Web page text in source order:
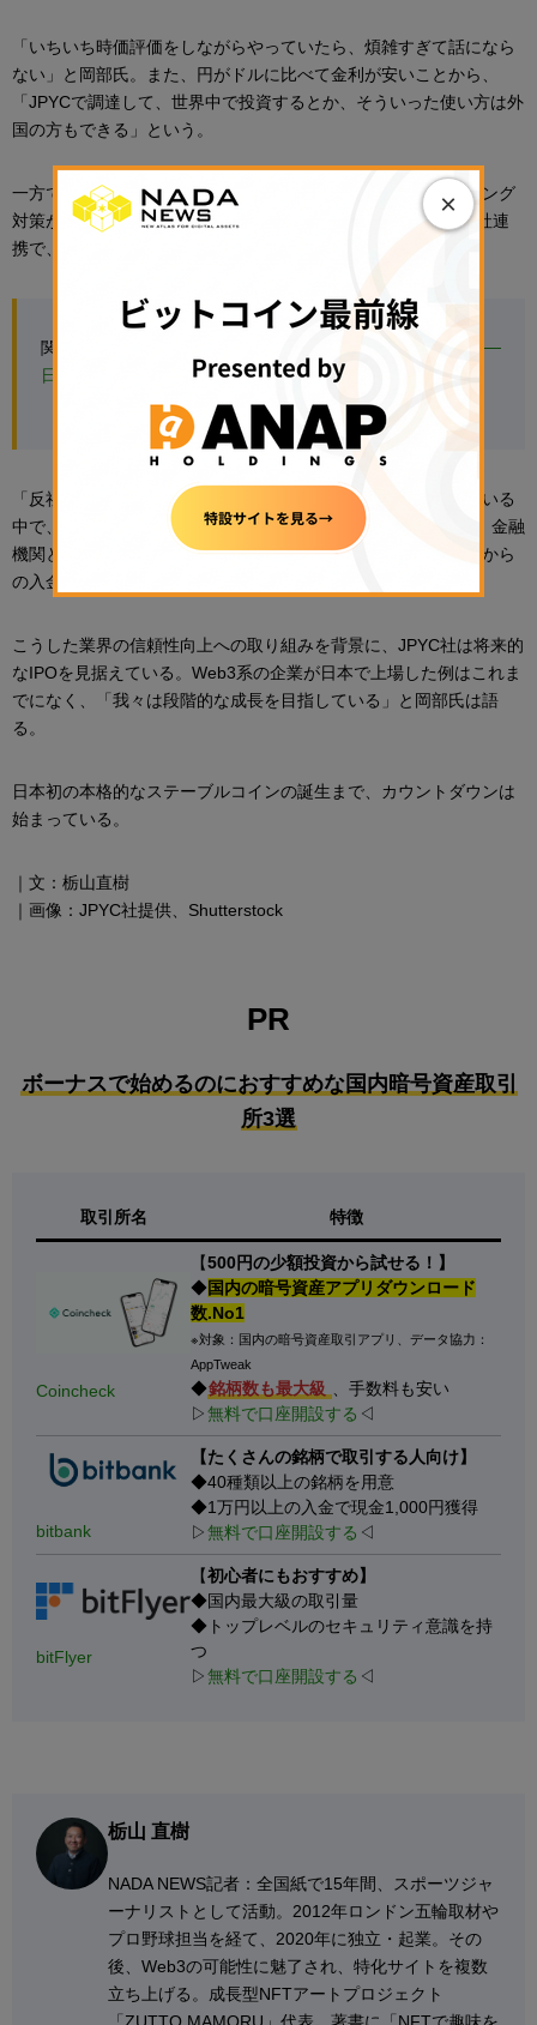
「いちいち時価評価をしながらやっていたら、煩雑すぎて話になら
ない」と岡部氏。また、円がドルに比べて金利が安いことから、
「JPYCで調達して、世界中で投資するとか、そういった使い方は外
国の方もできる」という。
一方で、ステーブルコインの普及に向けては、マネーロンダリング
対策が重要な課題となっている。JPYC社は日立製作所など13社連
携で、不正送金の検知や取引停止に向けた実証実験を開始。
関連記事：
暗号資産のマネロン対策、業界共同で実証実験──
日立など13社が連携
「反社の攻撃も巧妙化していて、マネロンが相当巧妙になっている
中で、1社で立ち向かうには限界がある」と岡部氏は指摘する。金融
機関との情報共有も視野に入れており、銀行が警戒する送金者から
の入金を止めるなど、業界横断的な対策を進めている。
こうした業界の信頼性向上への取り組みを背景に、JPYC社は将来的
なIPOを見据えている。Web3系の企業が日本で上場した例はこれま
でになく、「我々は段階的な成長を目指している」と岡部氏は語
る。
日本初の本格的なステーブルコインの誕生まで、カウントダウンは
始まっている。
｜文：栃山直樹
｜画像：JPYC社提供、Shutterstock
PR
ボーナスで始めるのにおすすめな国内暗号資産取引
所3選
取引所名 特徴
Coincheck
【500円の少額投資から試せる！】
◆国内の暗号資産アプリダウンロード
数.No1
※対象：国内の暗号資産取引アプリ、データ協力：
AppTweak
◆銘柄数も最大級 、手数料も安い
▷無料で口座開設する ◁
bitbank
【たくさんの銘柄で取引する人向け】
◆40種類以上の銘柄を用意
◆1万円以上の入金で現金1,000円獲得
▷無料で口座開設する ◁
bitFlyer
【初心者にもおすすめ】
◆国内最大級の取引量
◆トップレベルのセキュリティ意識を持
つ
▷無料で口座開設する ◁
栃山 直樹
NADA NEWS記者：全国紙で15年間、スポーツジャ
ーナリストとして活動。2012年ロンドン五輪取材や
プロ野球担当を経て、2020年に独立・起業。その
後、Web3の可能性に魅了され、特化サイトを複数
立ち上げる。成長型NFTアートプロジェクト
×